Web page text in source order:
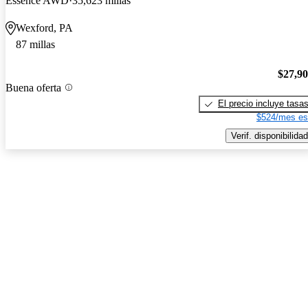
Wexford, PA
87 millas
Buena oferta
El precio incluye tasas
$524/mes
Verif. disponibilidad